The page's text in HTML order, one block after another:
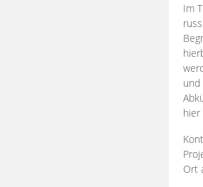
Im
und
Ort